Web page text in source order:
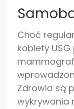
Choć
kobiety
Zdrowia są
wykrywania